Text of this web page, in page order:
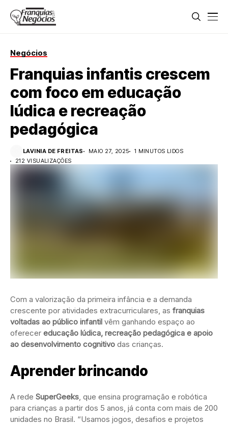
Negócios
Franquias infantis crescem
com foco em educação
lúdica e recreação
pedagógica
LAVINIA DE FREITAS MAIO 27, 2025
1 MINUTOS LIDOS
212 VISUALIZAÇÕES
Com a valorização da primeira infância e a demanda
crescente por atividades extracurriculares, as franquias
voltadas ao público infantil vêm ganhando espaço ao
oferecer educação lúdica, recreação pedagógica e apoio
ao desenvolvimento cognitivo das crianças.
Aprender brincando
A rede SuperGeeks, que ensina programação e robótica
para crianças a partir dos 5 anos, já conta com mais de 200
unidades no Brasil. “Usamos jogos, desafios e projetos